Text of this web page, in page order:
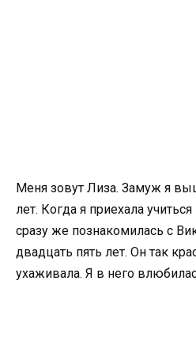
Меня зовут Лиза. Замуж я
лет. Когда я приехала
сразу же познакомилась с
двадцать пять лет. Он так
ухаживала. Я в него